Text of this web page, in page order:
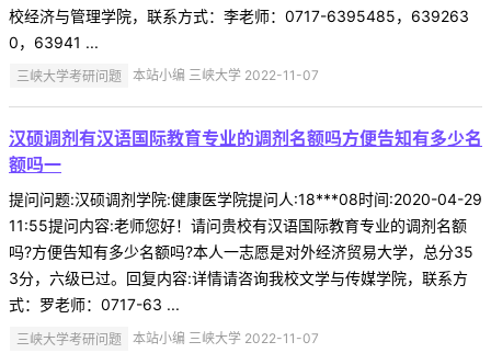
校经济与管理学院，联系方式：李老师：0717-6395485，639263
0，63941 ...
三峡大学考研问题 本站小编 三峡大学 2022-11-07
汉硕调剂有汉语国际教育专业的调剂名额吗方便告知有多少名
额吗一
提问问题:汉硕调剂学院:健康医学院提问人:18***08时间:2020-04-29
11:55提问内容:老师您好！请问贵校有汉语国际教育专业的调剂名额
吗?方便告知有多少名额吗?本人一志愿是对外经济贸易大学，总分35
3分，六级已过。回复内容:详情请咨询我校文学与传媒学院，联系方
式：罗老师：0717-63 ...
三峡大学考研问题 本站小编 三峡大学 2022-11-07